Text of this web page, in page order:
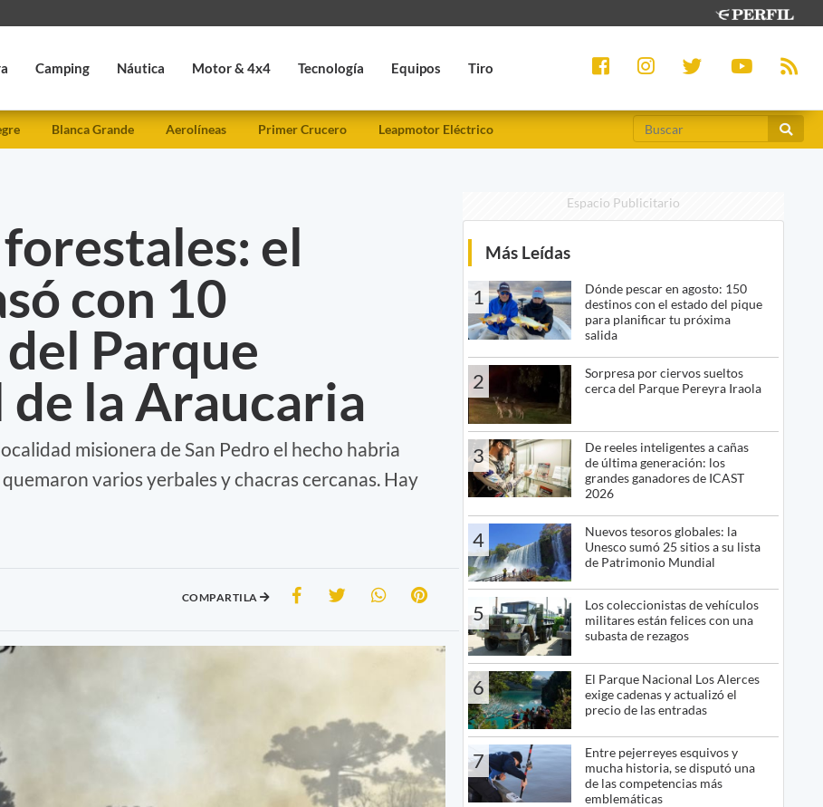
Camping Náutica Motor & 4x4 Tecnología Equipos Tiro
Blanca Grande Aerolíneas Primer Crucero Leapmotor Eléctrico
el
con 10
Parque
la Araucaria
misionera de San Pedro el hecho habria
varios yerbales y chacras cercanas. Hay
COMPARTILA
Espacio Publicitario
Más Leídas
1
Dónde pescar en agosto: 150
destinos con el estado del pique
para planificar tu próxima
salida
2
Sorpresa por ciervos sueltos
cerca del Parque Pereyra Iraola
3
De reeles inteligentes a cañas
de última generación: los
grandes ganadores de ICAST
2026
4
Nuevos tesoros globales: la
Unesco sumó 25 sitios a su lista
de Patrimonio Mundial
5
Los coleccionistas de vehículos
militares están felices con una
subasta de rezagos
6
El Parque Nacional Los Alerces
exige cadenas y actualizó el
precio de las entradas
7
Entre pejerreyes esquivos y
mucha historia, se disputó una
de las competencias más
emblemáticas